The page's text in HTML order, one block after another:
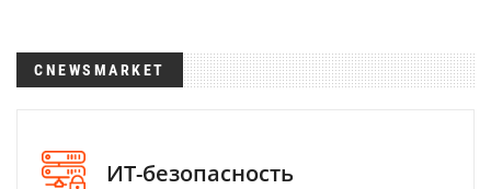
CNEWSMARKET
ИТ-безопасность